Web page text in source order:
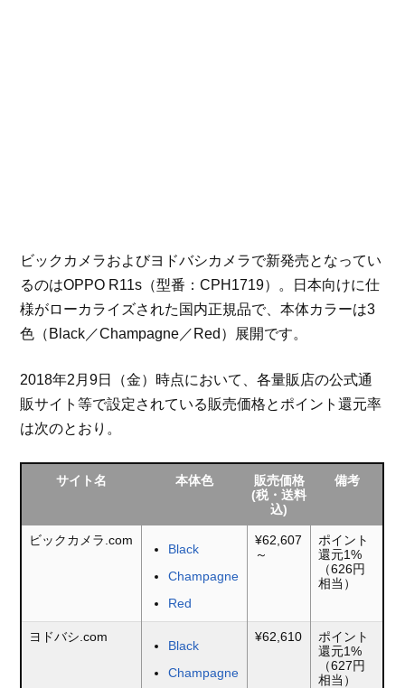
ビックカメラおよびヨドバシカメラで新発売となってい
るのはOPPO R11s（型番：CPH1719）。日本向けに仕
様がローカライズされた国内正規品で、本体カラーは3
色（Black／Champagne／Red）展開です。
2018年2月9日（金）時点において、各量販店の公式通
販サイト等で設定されている販売価格とポイント還元率
は次のとおり。
サイト名 本体色
販売価格
(税・送料
込)
備考
ビックカメラ.com
Black
Champagne
Red
¥62,607
～
ポイント
還元1%
（626円
相当）
ヨドバシ.com
Black
Champagne
¥62,610
ポイント
還元1%
（627円
相当）